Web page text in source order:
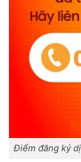
Điểm đăng ký